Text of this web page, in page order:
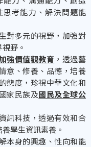
考能力、解決問題能
對多元的視野，加強對
野。
強價值觀教育 ，透過藝
意、修養、品德，培養
態度，珍視中華文化和
家民族及國民及全球公
訊科技，透過有效和合
學生資訊素養。
本身的興趣、性向和能